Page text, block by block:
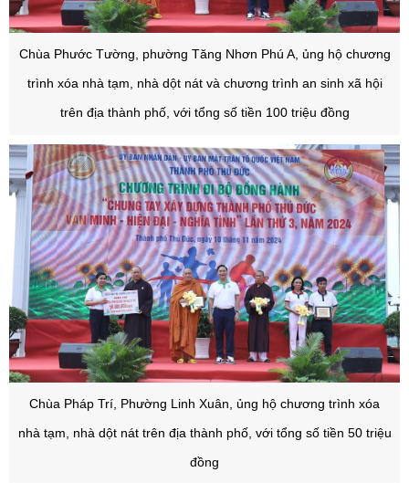
Chùa Phước Tường, phường Tăng Nhơn Phú A, ủng hộ chương
trình xóa nhà tạm, nhà dột nát và chương trình an sinh xã hội
trên địa thành phố, với tổng số tiền 100 triệu đồng
Chùa Pháp Trí, Phường Linh Xuân, ủng hộ chương trình xóa
nhà tạm, nhà dột nát trên địa thành phố, với tổng số tiền 50 triệu
đồng